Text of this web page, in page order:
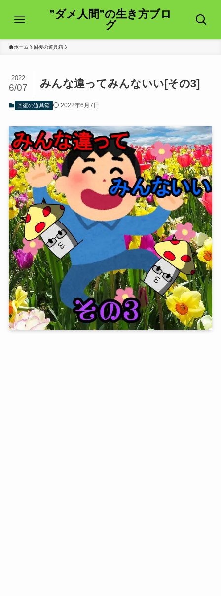
”ダメ人間”の生き方ブロ
グ
ホーム 回復の道具箱
みんな違ってみんないい[その3]
2022
6/07
回復の道具箱 2022年6月7日